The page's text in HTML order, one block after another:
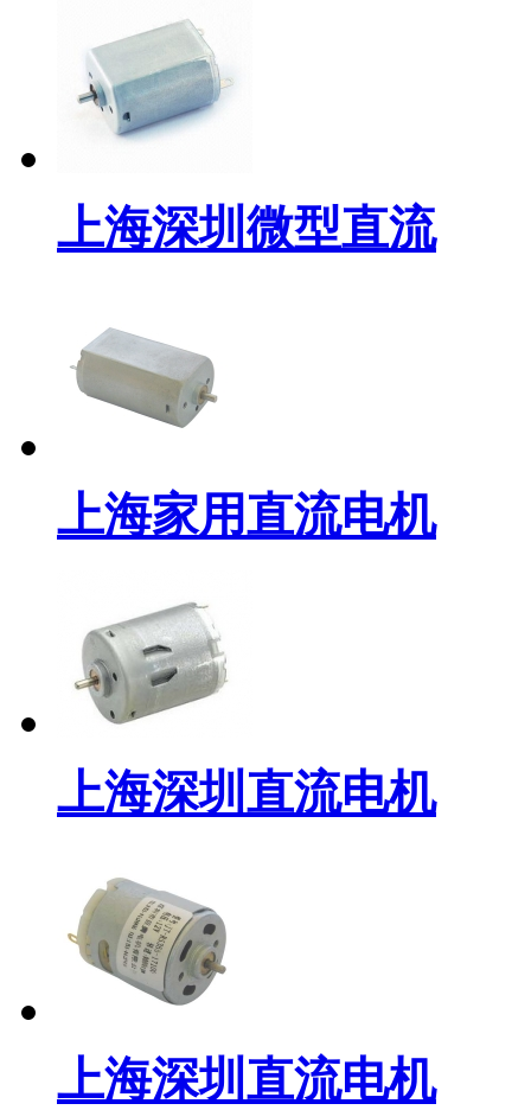
上海深圳微型直流
上海家用直流电机
上海深圳直流电机
上海深圳直流电机